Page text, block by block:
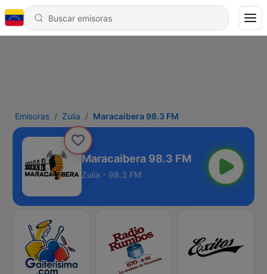
Emisoras Zulia Maracaibera 98.3 FM
Maracaibera 98.3 FM
Zulia - 98.3 FM